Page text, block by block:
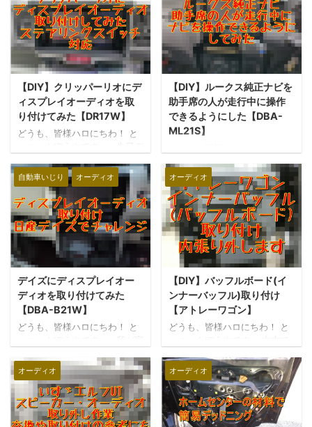
【DIY】クリッパーリオにデ
ィスプレイオーディオを取
り付けてみた【DR17W】
どうも、皆様ハロにちわ！ と
クリッパーリオを購入しまし
た！ アトレーワゴンを乗って
いたこともあり、やはり軽バ
ンが便利ということで思い切
りましたよ！ しかし、相変わ
らず予算がないので、オーデ
ィオレス車で購入しました。
個人的にはナビは特に必要を
感じなかったのですが、バッ
クカメラは欲しいと思ったの
でディスプレイオーディオを
ディオレス車のクリッパーリ
オにディスプレイオーディオ
を取り付けていきたいと思い
ます！ 早速 ...
【DIY】ルークス純正ナビを
助手席の人が走行中に操作
できるようにした【DBA-
ML21S】
っつぁんぼうやです。 今乗っ
ているルークスについている
純正ナビなのですが、走行中
に操作することができませ
ん。 安全上の理由で運転者が
操作することないので問題な
かったのですが、助手席に乗
っている人にナビの指示や音
楽を変えたりするのをお願い
する時に、毎回停車し操作し
てもらうのはとてもストレス
でした。 そこで、走行中でも
助手席の人に操作してもらえ
るように配線を改造すること
にしました！ あくまで助手席
の人が操作する前提の改造で
すので、運転中は運転者が絶
対に操作しないようにしてく
ださい！ ...
自動車いじり オーディオ
デイズにディスプレイオー
ディオを取り付けてみた
【DBA-B21W】
どうも、皆様ハロにちわ！ と
1DINのオーディオを取り付け
ているのですが、ナビ機能は
いらないけどディスプレイで
DVDが見たいと思い調べてみ
ると、最近はディスプレイオ
オーディオ
【DIY】バッフルボード(イ
ンナーバッフル)取り付け
【アトレーワゴン】
どうも、皆様ハロにちわ！ と
はオーディオとスピーカーが
ついていなかったので、自分
で取り付けました。 しかし、
スピーカーはフロントドアに
直付けしたので、スピーカー
オーディオ オーディオ